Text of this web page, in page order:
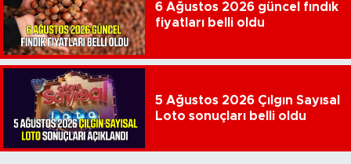
6 Ağustos 2026 güncel fındık
fiyatları belli oldu
5 Ağustos 2026 Çılgın Sayısal
Loto sonuçları belli oldu